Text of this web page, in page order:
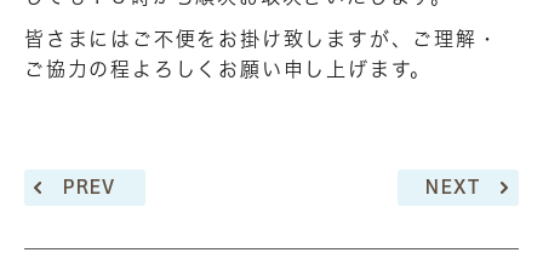
皆さまにはご不便をお掛け致しますが、ご理解・
ご協力の程よろしくお願い申し上げます。
PREV NEXT